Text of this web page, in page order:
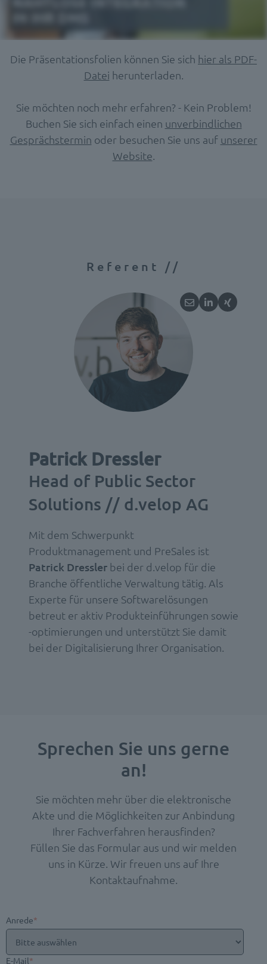
Die Präsentationsfolien können Sie sich hier als PDF-
Datei herunterladen.
Sie möchten noch mehr erfahren? - Kein Problem!
Buchen Sie sich einfach einen unverbindlichen
Gesprächstermin oder besuchen Sie uns auf unserer
Website.
Referent //
Patrick Dressler
Head of Public Sector
Solutions // d.velop AG
Mit dem Schwerpunkt
Produktmanagement und PreSales ist
Patrick Dressler bei der d.velop für die
Branche öffentliche Verwaltung tätig. Als
Experte für unsere Softwarelösungen
betreut er aktiv Produkteinführungen sowie
-optimierungen und unterstützt Sie damit
bei der Digitalisierung Ihrer Organisation.
Sprechen Sie uns gerne
an!
Sie möchten mehr über die elektronische
Akte und die Möglichkeiten zur Anbindung
Ihrer Fachverfahren herausfinden?
Füllen Sie das Formular aus und wir melden
uns in Kürze. Wir freuen uns auf Ihre
Kontaktaufnahme.
Anrede*
E-Mail*